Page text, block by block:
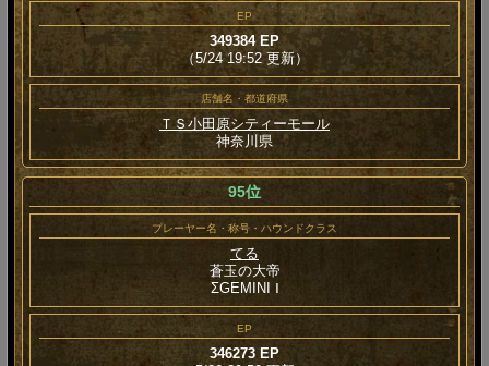
EP
349384 EP
（5/24 19:52 更新）
店舗名・都道府県
ＴＳ小田原シティーモール
神奈川県
95位
プレーヤー名・称号・ハウンドクラス
てる
蒼玉の大帝
ΣGEMINI Ⅰ
EP
346273 EP